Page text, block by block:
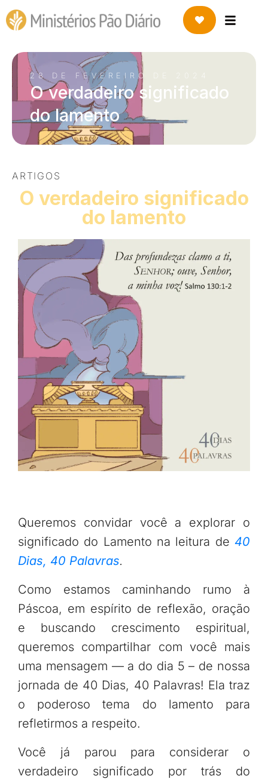
28 DE FEVEREIRO DE 2024
O verdadeiro significado
do lamento
ARTIGOS
O verdadeiro significado
do lamento
Queremos convidar você a explorar o
significado do Lamento na leitura de 40
Dias, 40 Palavras.
Como estamos caminhando rumo à
Páscoa, em espírito de reflexão, oração
e buscando crescimento espiritual,
queremos compartilhar com você mais
uma mensagem — a do dia 5 – de nossa
jornada de 40 Dias, 40 Palavras! Ela traz
o poderoso tema do lamento para
refletirmos a respeito.
Você já parou para considerar o
verdadeiro significado por trás do